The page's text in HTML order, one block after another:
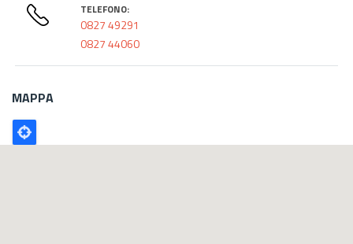
TELEFONO:
0827 49291
0827 44060
MAPPA
Poligono
GEO